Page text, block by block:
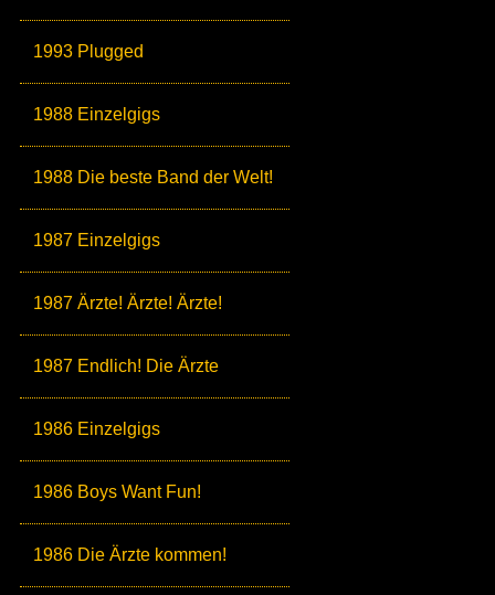
1993 Plugged
1988 Einzelgigs
1988 Die beste Band der Welt!
1987 Einzelgigs
1987 Ärzte! Ärzte! Ärzte!
1987 Endlich! Die Ärzte
1986 Einzelgigs
1986 Boys Want Fun!
1986 Die Ärzte kommen!